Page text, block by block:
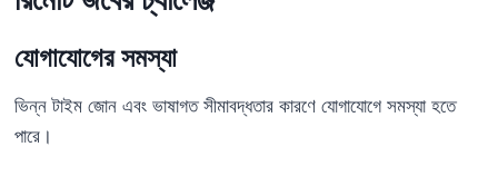
যোগাযোগের সমস্যা
ভিন্ন টাইম জোন এবং ভাষাগত সীমাবদ্ধতার কারণে যোগাযোগে সমস্যা হতে
পারে।